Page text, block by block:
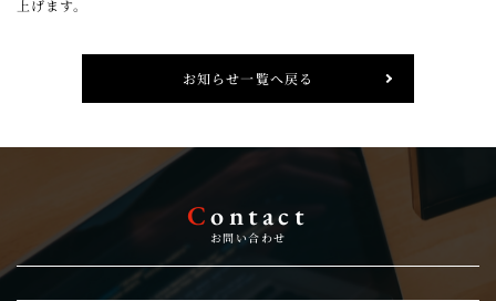
上げます。
お知らせ一覧へ戻る
Contact
お問い合わせ